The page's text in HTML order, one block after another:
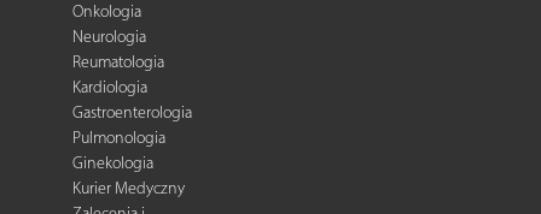
Onkologia
Neurologia
Reumatologia
Kardiologia
Gastroenterologia
Pulmonologia
Ginekologia
Kurier Medyczny